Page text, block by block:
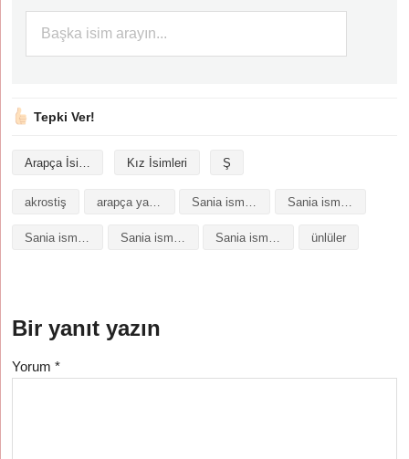
Tepki Ver!
Arapça İsimler Kız İsimleri Ş
akrostiş arapça yazılışı
Sania isminin baş harfleriyle şiir Sania isminin kökeni Sania isminin numerolojisi ünlüler
Bir yanıt yazın
Yorum*